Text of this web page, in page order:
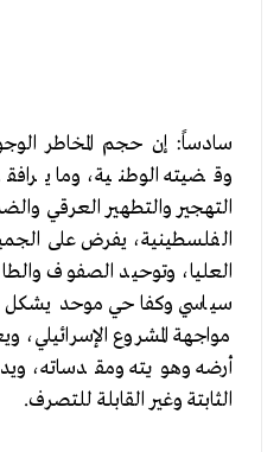
سادساً: إن حجم المخاطر
وقضيته الوطنية، وما
التهجير والتطهير العرقي
الفلسطينية، يفرض على
العليا، وتوحيد الصفوف
سياسي وكفاحي موحد يشكل
مواجهة المشروع
أرضه وهويته ومقدساته،
الثابتة وغير القابلة للتصرف.